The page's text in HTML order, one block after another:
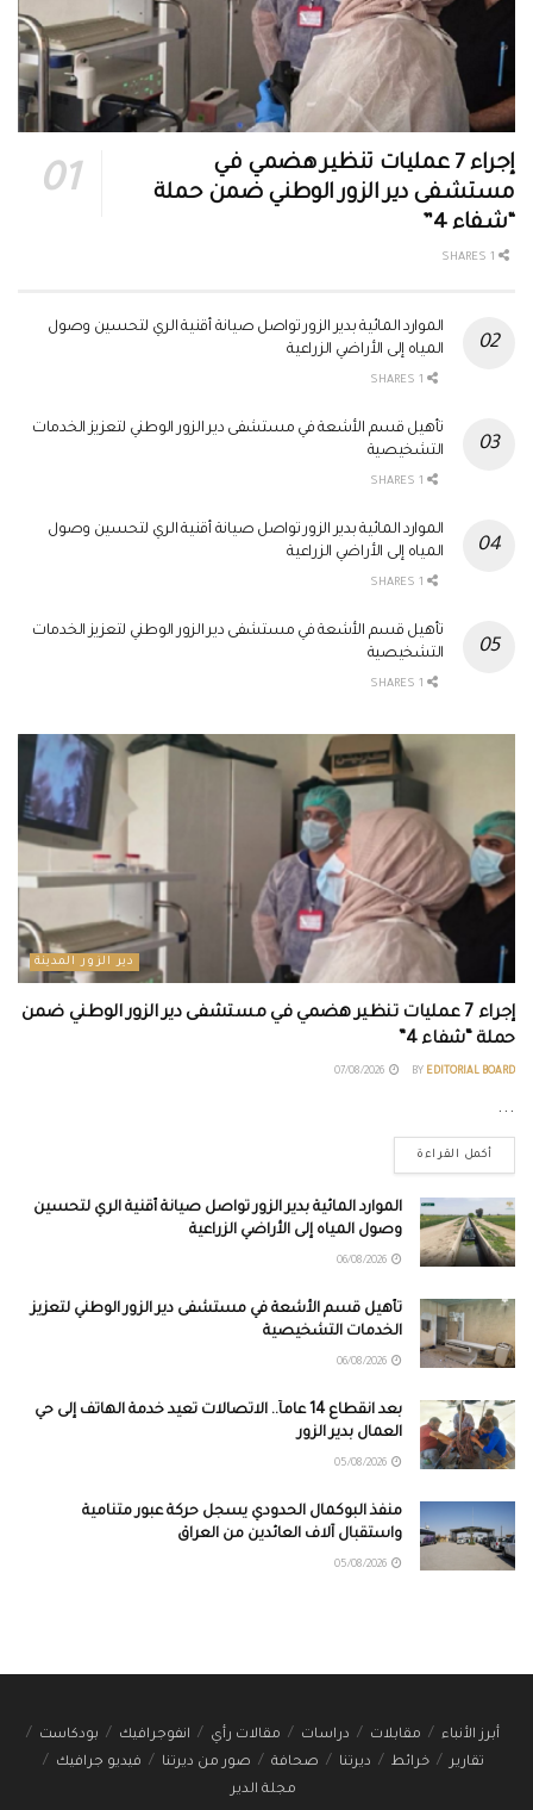
إجراء 7 عمليات تنظير هضمي في
مستشفى دير الزور الوطني ضمن حملة
“شفاء 4”
الموارد المائية بدير الزور تواصل صيانة أقنية الري لتحسين وصول
المياه إلى الأراضي الزراعية
تأهيل قسم الأشعة في مستشفى دير الزور الوطني لتعزيز الخدمات
التشخيصية
الموارد المائية بدير الزور تواصل صيانة أقنية الري لتحسين وصول
المياه إلى الأراضي الزراعية
تأهيل قسم الأشعة في مستشفى دير الزور الوطني لتعزيز الخدمات
التشخيصية
دير الزور المدينة
إجراء 7 عمليات تنظير هضمي في مستشفى دير الزور الوطني ضمن
حملة “شفاء 4”
BY EDITORIAL BOARD
...
أكمل القراءة
الموارد المائية بدير الزور تواصل صيانة أقنية الري لتحسين
وصول المياه إلى الأراضي الزراعية
تأهيل قسم الأشعة في مستشفى دير الزور الوطني لتعزيز
الخدمات التشخيصية
بعد انقطاع 14 عاماً.. الاتصالات تعيد خدمة الهاتف إلى حي
العمال بدير الزور
منفذ البوكمال الحدودي يسجل حركة عبور متنامية
واستقبال آلاف العائدين من العراق
أبرز الأنباء مقابلات دراسات مقالات رأي انفوجرافيك
بودكاست
تقارير
خرائط ديرتنا صحافة صور من ديرتنا
فيديو جرافيك
مجلة الدير